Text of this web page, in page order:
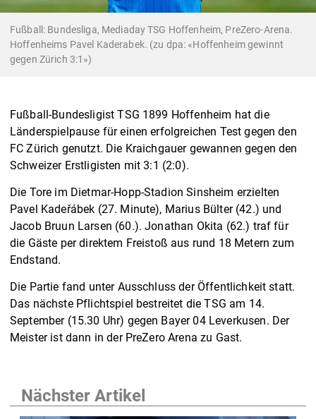
Fußball: Bundesliga, Mediaday TSG Hoffenheim, PreZero-Arena.
Hoffenheims Pavel Kaderabek. (zu dpa: «Hoffenheim gewinnt
gegen Zürich 3:1»)
Fußball-Bundesligist TSG 1899 Hoffenheim hat die
Länderspielpause für einen erfolgreichen Test gegen den
FC Zürich genutzt. Die Kraichgauer gewannen gegen den
Schweizer Erstligisten mit 3:1 (2:0).
Die Tore im Dietmar-Hopp-Stadion Sinsheim erzielten
Pavel Kadeřábek (27. Minute), Marius Bülter (42.) und
Jacob Bruun Larsen (60.). Jonathan Okita (62.) traf für
die Gäste per direktem Freistoß aus rund 18 Metern zum
Endstand.
Die Partie fand unter Ausschluss der Öffentlichkeit statt.
Das nächste Pflichtspiel bestreitet die TSG am 14.
September (15.30 Uhr) gegen Bayer 04 Leverkusen. Der
Meister ist dann in der PreZero Arena zu Gast.
Nächster Artikel